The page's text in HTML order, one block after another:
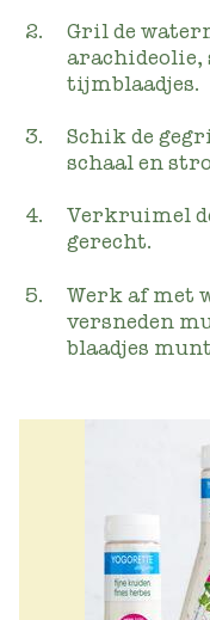
Gril de
arachideolie,
tijmblaadjes.
Schik de
schaal en
Verkruimel
gerecht.
Werk af met
versneden
blaadjes